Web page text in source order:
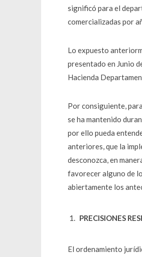
significó para el
comercializadas por
Lo expuesto
presentado en Junio
Hacienda
Por consiguiente,
se ha mantenido
por ello pueda
anteriores, que la
desconozca, en
favorecer alguno de
abiertamente los
PRECISIONES
El ordenamiento